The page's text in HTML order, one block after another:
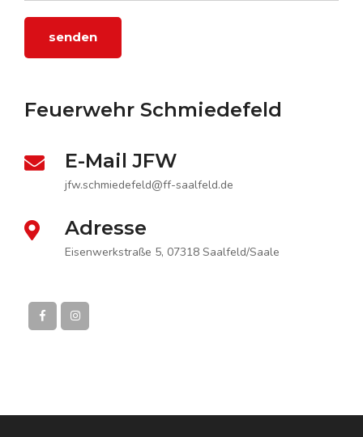
senden
Feuerwehr Schmiedefeld
E-Mail JFW
jfw.schmiedefeld@ff-saalfeld.de
Adresse
Eisenwerkstraße 5, 07318 Saalfeld/Saale